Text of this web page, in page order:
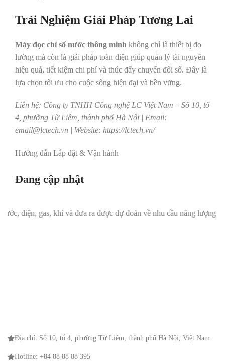
Trải Nghiệm Giải Pháp Tương Lai
Máy đọc chỉ số nước thông minh không chỉ là thiết bị đo
lường mà còn là giải pháp toàn diện giúp quản lý tài nguyên
hiệu quả, tiết kiệm chi phí và thúc đẩy chuyển đổi số. Đây là
lựa chọn tối ưu cho cuộc sống hiện đại và bền vững.
Liên hệ: Công ty TNHH Công nghệ LC Việt Nam – Số 10, tổ
4, phường Từ Liêm, thành phố Hà Nội | Email:
email@lctech.vn | Website: https://lctech.vn/
Hướng dẫn Lắp đặt & Vận hành
Đang cập nhật
gas, khí và đưa ra được dự đoán về nhu cầu năng lượng trong
Địa chỉ: Số 10, tổ 4, phường Từ Liêm, thành phố Hà Nội, Việt Nam
Hotline: +84 88 88 88 395